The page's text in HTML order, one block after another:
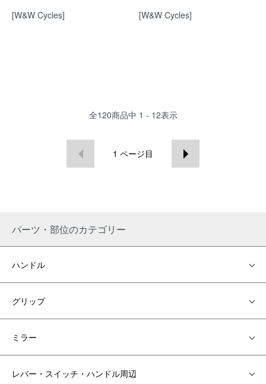
[W&W Cycles]
[W&W Cycles]
全120商品中 1 - 12表示
1 ページ目
パーツ・部位のカテゴリー
ハンドル
グリップ
ミラー
レバー・スイッチ・ハンドル周辺